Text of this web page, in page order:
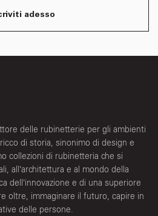
adesso
delle rubinetterie per gli ambienti
di storia, sinonimo di design e
collezioni di rubinetteria che si
all’architettura e al mondo della
dell’innovazione e di una superiore
oltre, immaginare il futuro, capire in
delle persone.